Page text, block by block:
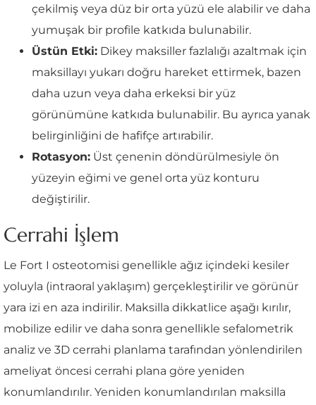
çekilmiş veya düz bir orta yüzü ele alabilir ve daha
yumuşak bir profile katkıda bulunabilir.
Üstün Etki: Dikey maksiller fazlalığı azaltmak için
maksillayı yukarı doğru hareket ettirmek, bazen
daha uzun veya daha erkeksi bir yüz
görünümüne katkıda bulunabilir. Bu ayrıca yanak
belirginliğini de hafifçe artırabilir.
Rotasyon: Üst çenenin döndürülmesiyle ön
yüzeyin eğimi ve genel orta yüz konturu
değiştirilir.
Cerrahi İşlem
Le Fort I osteotomisi genellikle ağız içindeki kesiler
yoluyla (intraoral yaklaşım) gerçekleştirilir ve görünür
yara izi en aza indirilir. Maksilla dikkatlice aşağı kırılır,
mobilize edilir ve daha sonra genellikle sefalometrik
analiz ve 3D cerrahi planlama tarafından yönlendirilen
ameliyat öncesi cerrahi plana göre yeniden
konumlandırılır. Yeniden konumlandırılan maksilla